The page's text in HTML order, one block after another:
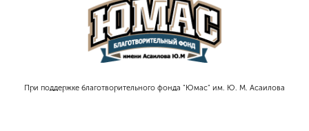
При поддержке благотворительного фонда "Юмас" им. Ю. М. Асаилова